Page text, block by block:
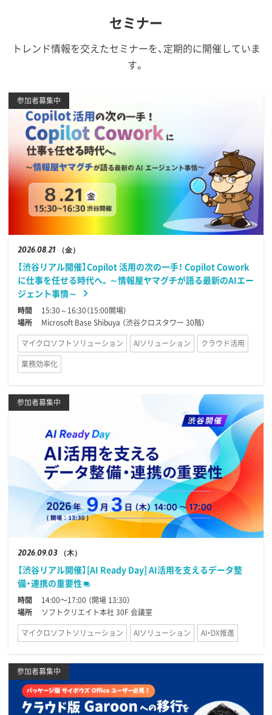
セミナー
トレンド情報を交えたセミナーを、定期的に開催していま
す。
参加者募集中
202608.21 （金）
【渋谷リアル開催】Copilot 活用の次の一手！ Copilot Cowork
に仕事を任せる時代へ。～情報屋ヤマグチが語る最新のAIエー
ジェント事情～
時間
15:30～16:30（15:00開場）
場所
Microsoft Base Shibuya （渋谷クロスタワー 30階）
マイクロソフトソリューション
AIソリューション
クラウド活用
業務効率化
参加者募集中
202609.03 （木）
【渋谷リアル開催】[AI Ready Day] AI活用を支えるデータ整
備・連携の重要性
時間
14:00〜17:00 （開場 13:30）
場所
ソフトクリエイト本社 30F 会議室
マイクロソフトソリューション
AIソリューション AI・DX推進
参加者募集中